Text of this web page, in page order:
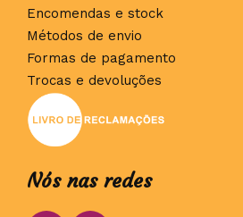
Encomendas e stock
Métodos de envio
Formas de pagamento
Trocas e devoluções
Nós nas redes